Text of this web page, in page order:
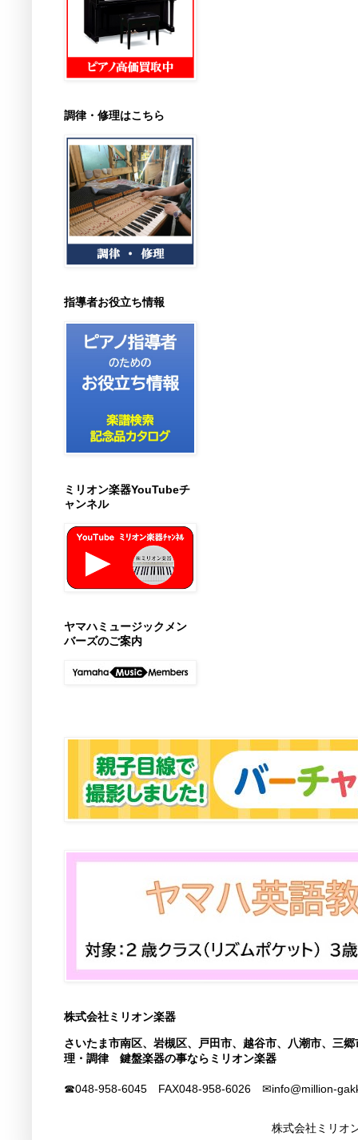
調律・修理はこちら
指導者お役立ち情報
ミリオン楽器YouTubeチ
ャンネル
ヤマハミュージックメン
バーズのご案内
株式会社ミリオン楽器
さいたま市南区、岩槻区、戸田市、越谷市、八潮市、
理・調律 鍵盤楽器の事ならミリオン楽器
☎048-958-6045 FAX048-958-6026 ✉info@million-
株式会社ミリオ